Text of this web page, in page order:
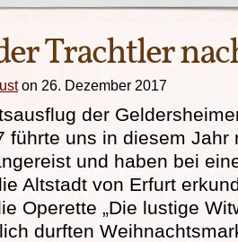
Trachtler
on 26. Dezember 2017
der
führte uns in diesem Jahr
und haben bei
Altstadt von Erfurt
Operette „Die lustige
durften